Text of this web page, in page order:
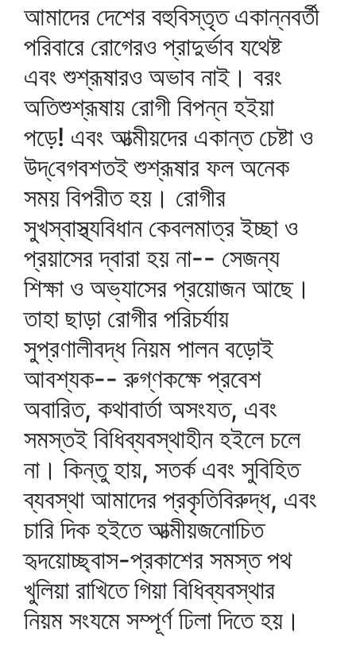
আমাদের দেশের বহুবিস্তৃত একান্নবর্তী
পরিবারে রোগেরও প্রাদুর্ভাব যথেষ্ট
এবং শুশ্রূষারও অভাব নাই। বরং
অতিশুশ্রূষায় রোগী বিপন্ন হইয়া
পড়ে! এবং আত্মীয়দের একান্ত চেষ্টা ও
উদ্‌বেগবশতই শুশ্রূষার ফল অনেক
সময় বিপরীত হয়। রোগীর
সুখস্বাস্থ্যবিধান কেবলমাত্র ইচ্ছা ও
প্রয়াসের দ্বারা হয় না-- সেজন্য
শিক্ষা ও অভ্যাসের প্রয়োজন আছে।
তাহা ছাড়া রোগীর পরিচর্যায়
সুপ্রণালীবদ্ধ নিয়ম পালন বড়োই
আবশ্যক-- রুগ্‌ণকক্ষে প্রবেশ
অবারিত, কথাবার্তা অসংযত, এবং
সমস্তই বিধিব্যবস্থাহীন হইলে চলে
না। কিন্তু হায়, সতর্ক এবং সুবিহিত
ব্যবস্থা আমাদের প্রকৃতিবিরুদ্ধ, এবং
চারি দিক হইতে আত্মীয়জনোচিত
হৃদয়োচ্ছ্বাস-প্রকাশের সমস্ত পথ
খুলিয়া রাখিতে গিয়া বিধিব্যবস্থার
নিয়ম সংযমে সম্পূর্ণ ঢিলা দিতে হয়।